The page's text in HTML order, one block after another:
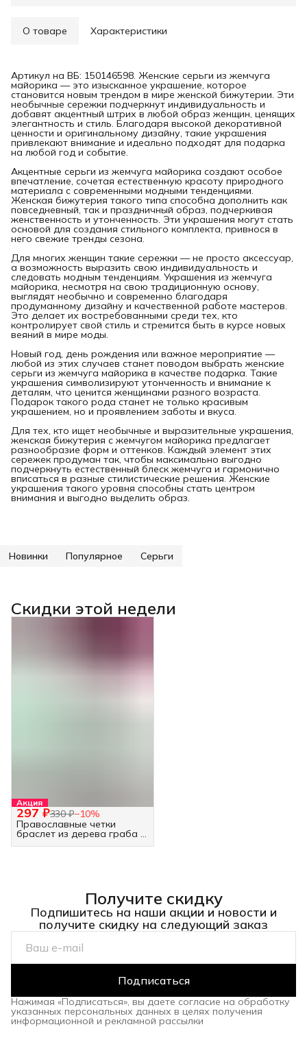
О товаре Характеристики
Артикул на ВБ: 150146598. Женские серьги из жемчуга
майорика — это изысканное украшение, которое
становится новым трендом в мире женской бижутерии. Эти
необычные сережки подчеркнут индивидуальность и
добавят акцентный штрих в любой образ женщин, ценящих
элегантность и стиль. Благодаря высокой декоративной
ценности и оригинальному дизайну, такие украшения
привлекают внимание и идеально подходят для подарка
на любой год и событие.
Акцентные серьги из жемчуга майорика создают особое
впечатление, сочетая естественную красоту природного
материала с современными модными тенденциями.
Женская бижутерия такого типа способна дополнить как
повседневный, так и праздничный образ, подчеркивая
женственность и утонченность. Эти украшения могут стать
основой для создания стильного комплекта, привнося в
него свежие тренды сезона.
Для многих женщин такие сережки — не просто аксессуар,
а возможность выразить свою индивидуальность и
следовать модным тенденциям. Украшения из жемчуга
майорика, несмотря на свою традиционную основу,
выглядят необычно и современно благодаря
продуманному дизайну и качественной работе мастеров.
Это делает их востребованными среди тех, кто
контролирует свой стиль и стремится быть в курсе новых
веяний в мире моды.
Новый год, день рождения или важное мероприятие —
любой из этих случаев станет поводом выбрать женские
серьги из жемчуга майорика в качестве подарка. Такие
украшения символизируют утонченность и внимание к
деталям, что ценится женщинами разного возраста.
Подарок такого рода станет не только красивым
украшением, но и проявлением заботы и вкуса.
Для тех, кто ищет необычные и выразительные украшения,
женская бижутерия с жемчугом майорика предлагает
разнообразие форм и оттенков. Каждый элемент этих
сережек продуман так, чтобы максимально выгодно
подчеркнуть естественный блеск жемчуга и гармонично
вписаться в разные стилистические решения. Женские
украшения такого уровня способны стать центром
внимания и выгодно выделить образ.
Новинки Популярное Серьги
Скидки этой недели
Акция
297 ₽330 ₽−10%
Православные четки
браслет из дерева граба -
Получите скидку
Подпишитесь на наши акции и новости и
получите скидку на следующий заказ
Подписаться
Нажимая «Подписаться», вы даете согласие на обработку
указанных персональных данных в целях получения
информационной и рекламной рассылки